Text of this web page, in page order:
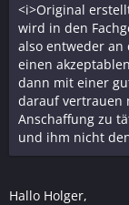
<i>Original
wird in den
also entweder an
einen
dann mit einer
darauf vertrauen
Anschaffung zu
und ihm nicht
Hallo Holger,